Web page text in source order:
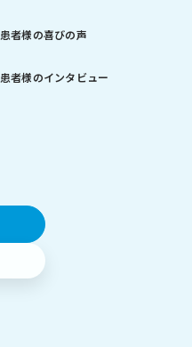
患者様の喜びの声
患者様のインタビュー